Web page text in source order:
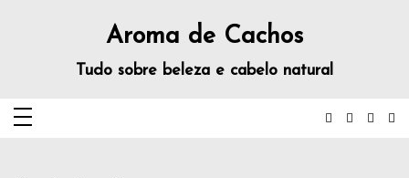
Aroma de Cachos
Tudo sobre beleza e cabelo natural